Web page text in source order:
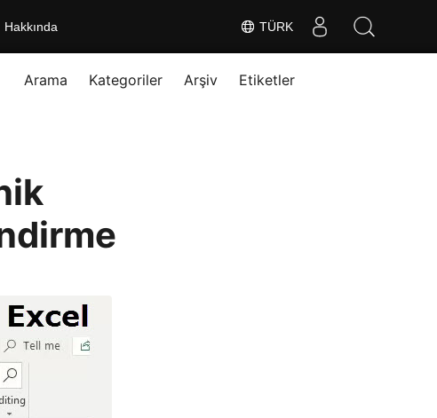
TÜRK
Hakkında
Arama Kategoriler Arşiv Etiketler